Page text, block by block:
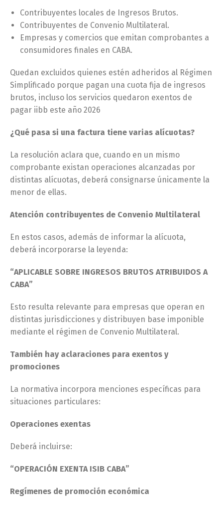
Contribuyentes locales de Ingresos Brutos.
Contribuyentes de Convenio Multilateral.
Empresas y comercios que emitan comprobantes a
consumidores finales en CABA.
Quedan excluidos quienes estén adheridos al Régimen
Simplificado porque pagan una cuota fija de ingresos
brutos, incluso los servicios quedaron exentos de
pagar iibb este año 2026
¿Qué pasa si una factura tiene varias alícuotas?
La resolución aclara que, cuando en un mismo
comprobante existan operaciones alcanzadas por
distintas alícuotas, deberá consignarse únicamente la
menor de ellas.
Atención contribuyentes de Convenio Multilateral
En estos casos, además de informar la alícuota,
deberá incorporarse la leyenda:
“APLICABLE SOBRE INGRESOS BRUTOS ATRIBUIDOS A
CABA”
Esto resulta relevante para empresas que operan en
distintas jurisdicciones y distribuyen base imponible
mediante el régimen de Convenio Multilateral.
También hay aclaraciones para exentos y
promociones
La normativa incorpora menciones específicas para
situaciones particulares:
Operaciones exentas
Deberá incluirse:
“OPERACIÓN EXENTA ISIB CABA”
Regímenes de promoción económica